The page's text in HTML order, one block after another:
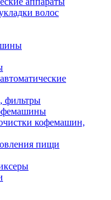
волос
фильтры
кофемашин,
пищи